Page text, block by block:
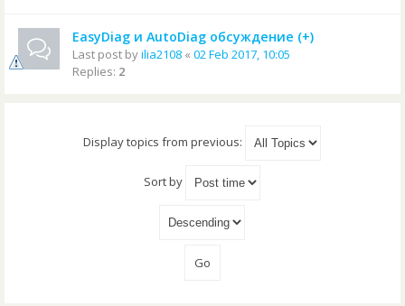
EasyDiag и AutoDiag обсуждение (+)
Last post byilia2108 « 02 Feb 2017, 10:05
Replies: 2
Display topics from previous:
Sort by